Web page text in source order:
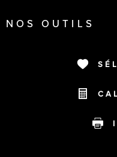
NOS OUTILS